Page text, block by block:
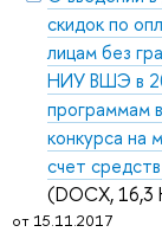
скидок по
лицам без
НИУ ВШЭ в
программам
конкурса на
счет
(DOCX, 16,3
от 15.11.2017